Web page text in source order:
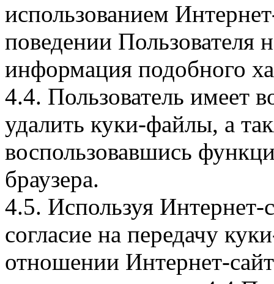
использованием
поведении Пользователя
информация подобного
4.4. Пользователь имеет
удалить куки-файлы, а
воспользовавшись
браузера.
4.5. Используя Интернет-
согласие на передачу
отношении Интернет-